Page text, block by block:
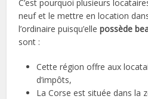
C’est pourquoi plusieurs
neuf et le mettre en location
l’ordinaire puisqu’ellepossède
sont :
Cette région offre aux
d’impôts,
La Corse est située dans la